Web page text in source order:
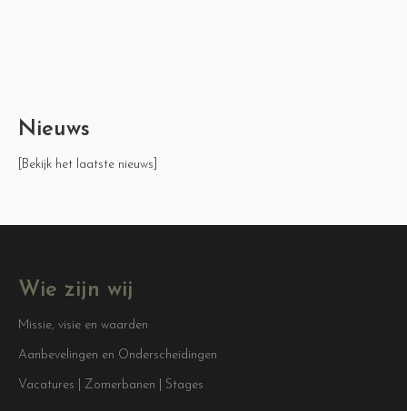
Nieuws
[Bekijk het laatste nieuws]
Wie zijn wij
Missie, visie en waarden
Aanbevelingen en Onderscheidingen
Vacatures | Zomerbanen | Stages